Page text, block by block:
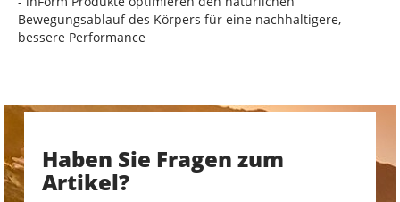
Bewegungsablauf des Körpers für eine nachhaltigere,
bessere Performance
Haben Sie Fragen zum
Artikel?